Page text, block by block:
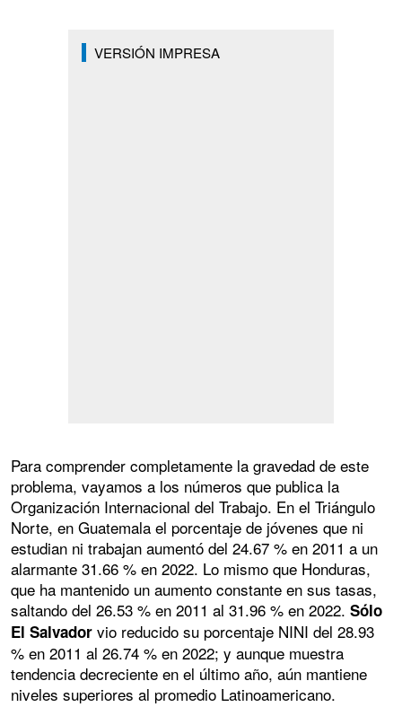
VERSIÓN IMPRESA
Para comprender completamente la gravedad de este
problema, vayamos a los números que publica la
Organización Internacional del Trabajo. En el Triángulo
Norte, en Guatemala el porcentaje de jóvenes que ni
estudian ni trabajan aumentó del 24.67 % en 2011 a un
alarmante 31.66 % en 2022. Lo mismo que Honduras,
que ha mantenido un aumento constante en sus tasas,
saltando del 26.53 % en 2011 al 31.96 % en 2022. Sólo
El Salvador vio reducido su porcentaje NINI del 28.93
% en 2011 al 26.74 % en 2022; y aunque muestra
tendencia decreciente en el último año, aún mantiene
niveles superiores al promedio Latinoamericano.